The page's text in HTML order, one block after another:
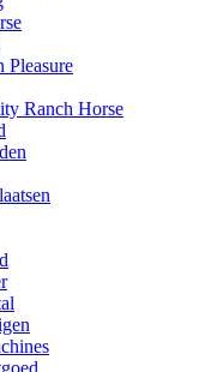
Pleasure
Ranch Horse